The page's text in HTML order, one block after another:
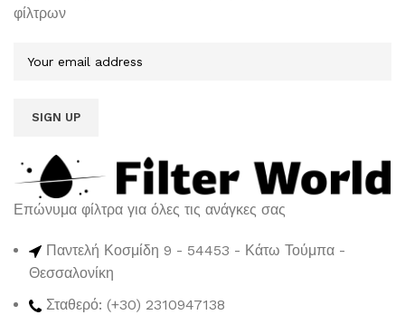
φίλτρων
Επώνυμα φίλτρα για όλες τις ανάγκες σας
Παντελή Κοσμίδη 9 - 54453 - Κάτω Τούμπα -
Θεσσαλονίκη
Σταθερό: (+30) 2310947138